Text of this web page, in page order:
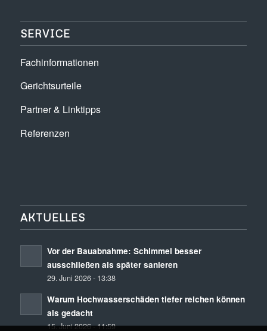
SERVICE
Fachinformationen
Gerichtsurteile
Partner & Linktipps
Referenzen
AKTUELLES
Vor der Bauabnahme: Schimmel besser
ausschließen als später sanieren
29. Juni 2026 - 13:38
Warum Hochwasserschäden tiefer reichen können
als gedacht
15. Juni 2026 - 11:59